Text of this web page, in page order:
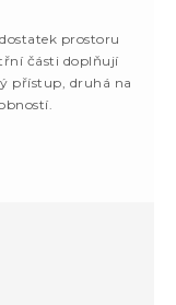
prostoru
části doplňují
přístup, druhá na